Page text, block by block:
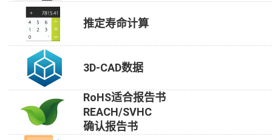
推定寿命计算
3D-CAD数据
RoHS适合报告书
REACH/SVHC
确认报告书